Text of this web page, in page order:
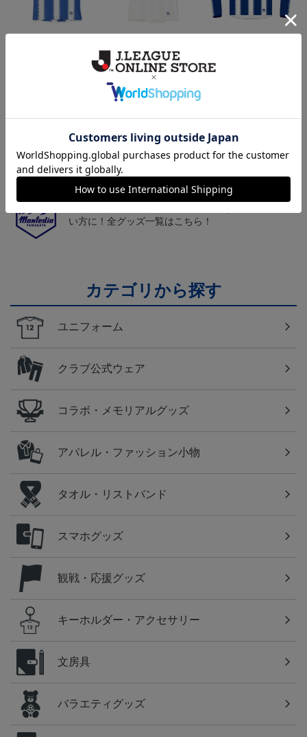
ニフォーム半袖（FP1st） ニフォーム半袖（FP2n
d）
18,700円～23,760円
山形
チームマスコット「ディーオ」グッズは、サポータ
山形
い方に！全グッズ一覧はこちら！
カテゴリから探す
ユニフォーム
クラブ公式ウェア
コラボ・メモリアルグッズ
アパレル・ファッション小物
タオル・リストバンド
スマホグッズ
観戦・応援グッズ
キーホルダー・アクセサリー
文房具
バラエティグッズ